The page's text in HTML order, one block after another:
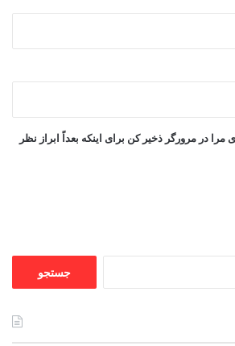
مرا در مرورگر ذخیر کن برای اینکه بعداً ابراز نظر